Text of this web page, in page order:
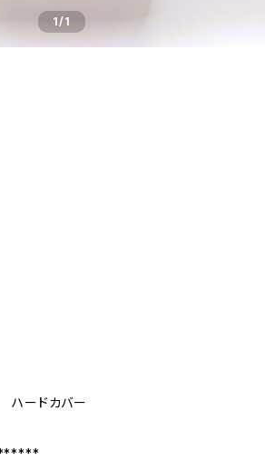
1/1
ードカバー